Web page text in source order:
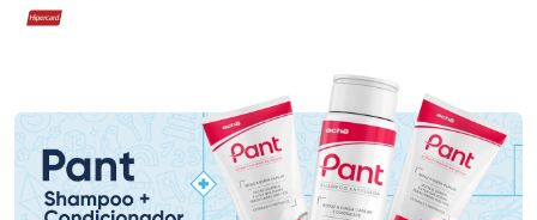
Hipercard
Promoção em Destaque